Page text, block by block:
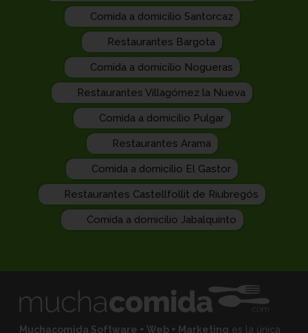
Comida a domicilio Santorcaz
Restaurantes Bargota
Comida a domicilio Nogueras
Restaurantes Villagómez la Nueva
Comida a domicilio Pulgar
Restaurantes Arama
Comida a domicilio El Gastor
Restaurantes Castellfollit de Riubregós
Comida a domicilio Jabalquinto
Muchacomida Software + Web + Marketing es la única